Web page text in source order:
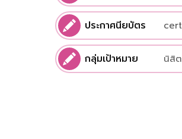
ประกาศนียบัตร
กลุ่มเป้าหมาย
นิสิ